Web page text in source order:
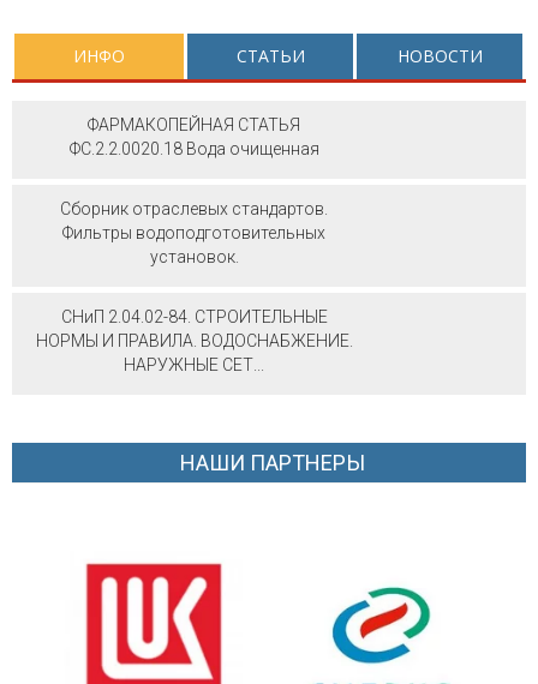
ИНФО СТАТЬИ НОВОСТИ
ФАРМАКОПЕЙНАЯ СТАТЬЯ
ФС.2.2.0020.18 Вода очищенная
Сборник отраслевых стандартов.
Фильтры водоподготовительных
установок.
СНиП 2.04.02-84. СТРОИТЕЛЬНЫЕ
НОРМЫ И ПРАВИЛА. ВОДОСНАБЖЕНИЕ.
НАРУЖНЫЕ СЕТ...
НАШИ ПАРТНЕРЫ